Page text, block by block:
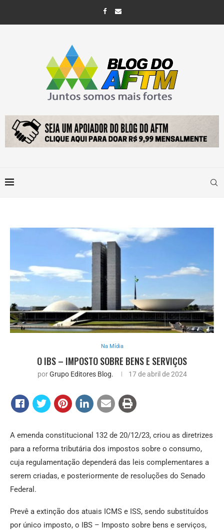
Na Mídia
O IBS – IMPOSTO SOBRE BENS E SERVIÇOS
porGrupo Editores Blog. 17 de abril de 2024
A emenda constitucional 132 de 20/12/23, criou as diretrizes
para a reforma tributária dos impostos sobre o consumo,
cuja regulamentação dependerá das leis complementares a
serem criadas, e posteriormente de resoluções do Senado
Federal.
Prevê a extinção dos atuais ICMS e ISS, sendo substituídos
por único imposto, o IBS – Imposto sobre bens e serviços,